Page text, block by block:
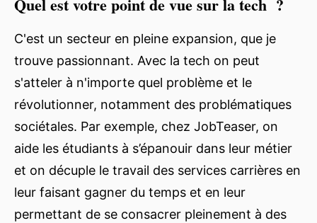
C'est un secteur en pleine expansion, que je
trouve passionnant. Avec la tech on peut
s'atteler à n'importe quel problème et le
révolutionner, notamment des problématiques
sociétales. Par exemple, chez JobTeaser, on
aide les étudiants à s’épanouir dans leur métier
et on décuple le travail des services carrières en
leur faisant gagner du temps et en leur
permettant de se consacrer pleinement à des